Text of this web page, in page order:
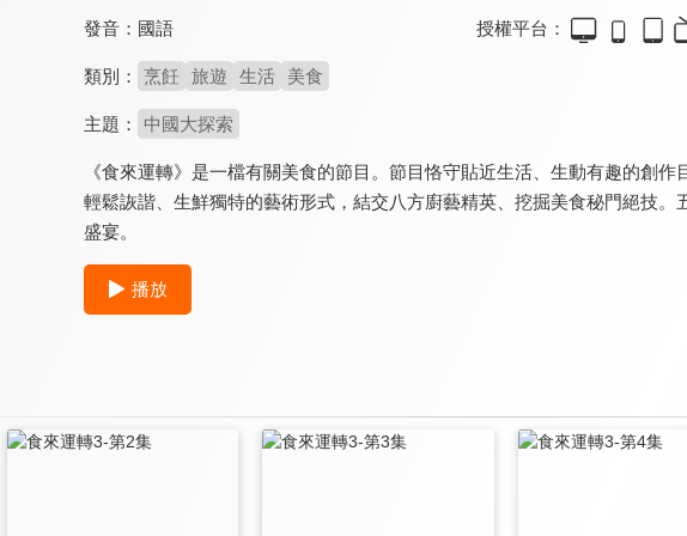
發音： 國語 授權平台：
類別： 烹飪 旅遊 生活 美食
主題： 中國大探索
《食來運轉》是一檔有關美食的節目。節目恪守貼近生活、生動有趣的創
輕鬆詼諧、生鮮獨特的藝術形式，結交八方廚藝精英、挖掘美食秘門絕技
盛宴。
播放